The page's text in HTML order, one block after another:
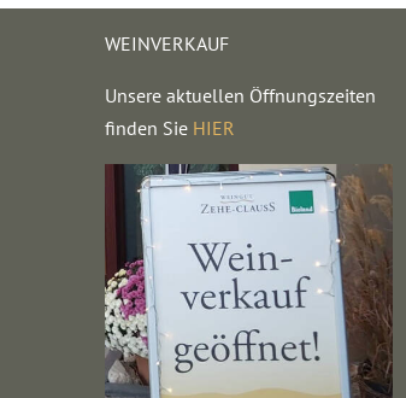
WEINVERKAUF
Unsere aktuellen Öffnungszeiten
finden Sie HIER